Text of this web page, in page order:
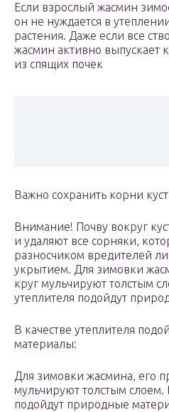
Если взрослый жасмин
он не нуждается в
растения. Даже если все
жасмин активно выпускает
из спящих почек
Важно сохранить корни
Внимание! Почву вокруг
и удаляют все сорняки,
разносчиком вредителей
укрытием. Для зимовки
круг мульчируют толстым
утеплителя подойдут
В качестве утеплителя
материалы:
Для зимовки жасмина, его
мульчируют толстым слоем.
подойдут природные